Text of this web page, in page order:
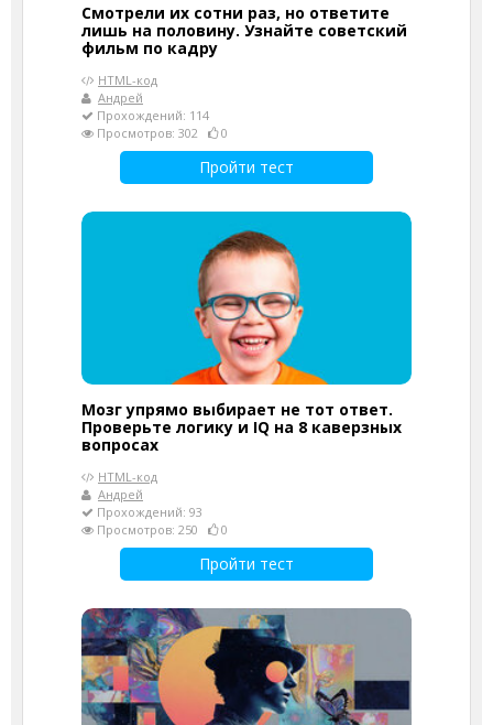
Смотрели их сотни раз, но ответите
лишь на половину. Узнайте советский
фильм по кадру
HTML-код
Андрей
Прохождений: 114
Просмотров: 302
0
Пройти тест
Мозг упрямо выбирает не тот ответ.
Проверьте логику и IQ на 8 каверзных
вопросах
HTML-код
Андрей
Прохождений: 93
Просмотров: 250
0
Пройти тест